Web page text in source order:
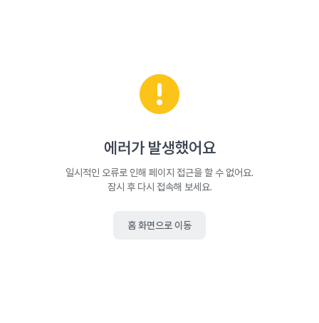
에러가 발생했어요
일시적인 오류로 인해 페이지 접근을 할 수 없어요.
잠시 후 다시 접속해 보세요.
홈 화면으로 이동